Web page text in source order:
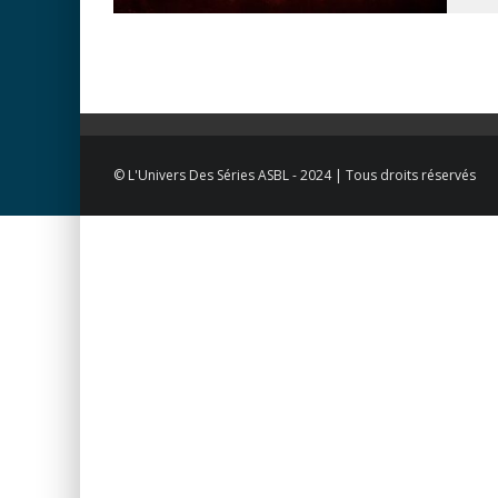
© L'Univers Des Séries ASBL - 2024 | Tous droits réservés